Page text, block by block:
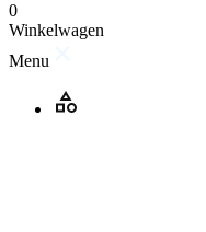
0
Winkelwagen
Menu